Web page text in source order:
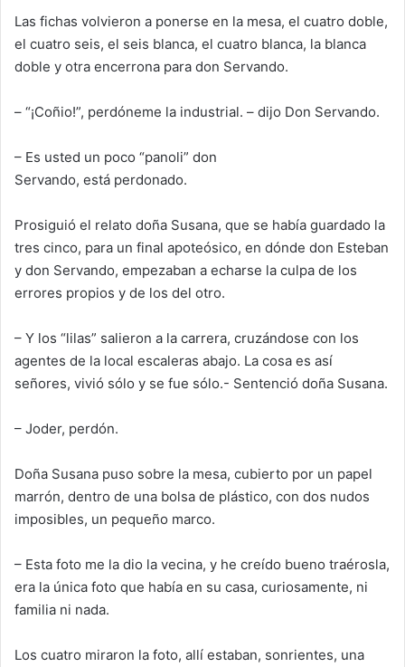
Las fichas volvieron a ponerse en la mesa, el cuatro doble,
el cuatro seis, el seis blanca, el cuatro blanca, la blanca
doble y otra encerrona para don Servando.
– “¡Coñio!”, perdóneme la industrial. – dijo Don Servando.
– Es usted un poco “panoli” don
Servando, está perdonado.
Prosiguió el relato doña Susana, que se había guardado la
tres cinco, para un final apoteósico, en dónde don Esteban
y don Servando, empezaban a echarse la culpa de los
errores propios y de los del otro.
– Y los “lilas” salieron a la carrera, cruzándose con los
agentes de la local escaleras abajo. La cosa es así
señores, vivió sólo y se fue sólo.- Sentenció doña Susana.
– Joder, perdón.
Doña Susana puso sobre la mesa, cubierto por un papel
marrón, dentro de una bolsa de plástico, con dos nudos
imposibles, un pequeño marco.
– Esta foto me la dio la vecina, y he creído bueno traérosla,
era la única foto que había en su casa, curiosamente, ni
familia ni nada.
Los cuatro miraron la foto, allí estaban, sonrientes, una